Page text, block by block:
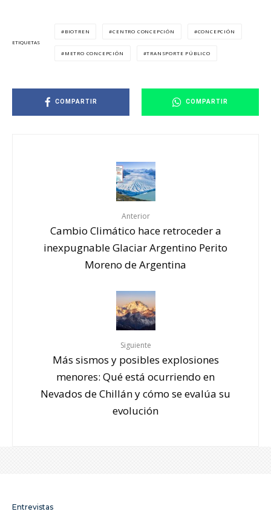
ETIQUETAS
BIOTREN CENTRO CONCEPCIÓN CONCEPCIÓN
METRO CONCEPCIÓN TRANSPORTE PÚBLICO
COMPARTIR COMPARTIR
Anterior
Cambio Climático hace retroceder a
inexpugnable Glaciar Argentino Perito
Moreno de Argentina
Siguiente
Más sismos y posibles explosiones
menores: Qué está ocurriendo en
Nevados de Chillán y cómo se evalúa su
evolución
Entrevistas